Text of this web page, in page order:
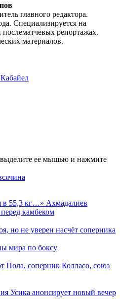
главного редактора.
Специализируется на
репортажах.
материалов.
ее мышью и нажмите
в 55,3 кг…» Ахмадалиев
камбеком
но не уверен насчёт соперника
мира по боксу
Пола, соперник Колласо, союз
Усика анонсирует новый вечер